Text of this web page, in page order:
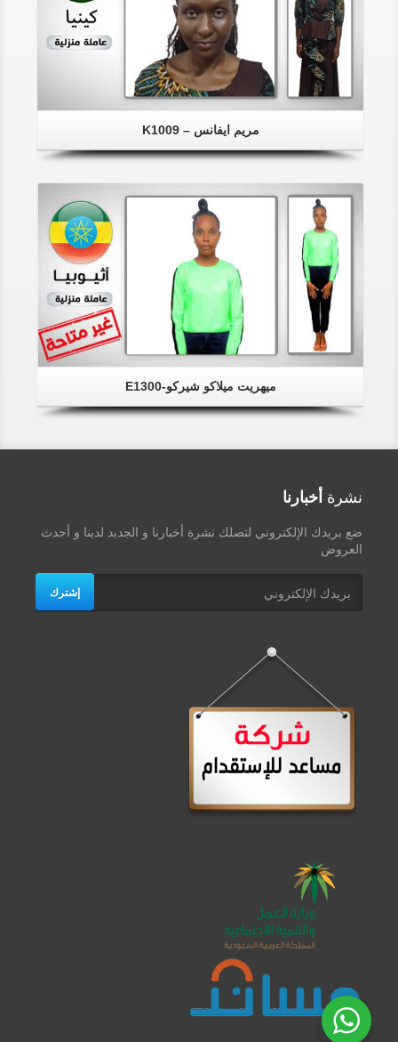
مريم ايفانس – K1009
ميهريت ميلاكو شيركو-E1300
نشرة أخبارنا
ضع بريدك الإلكتروني لتصلك نشرة أخبارنا و الجديد لدينا و أحدث
العروض
إشترك